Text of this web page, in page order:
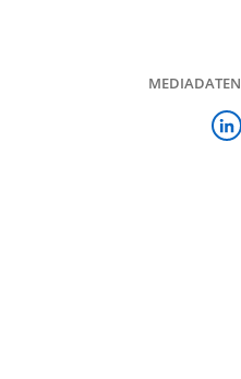
MEDIADATEN